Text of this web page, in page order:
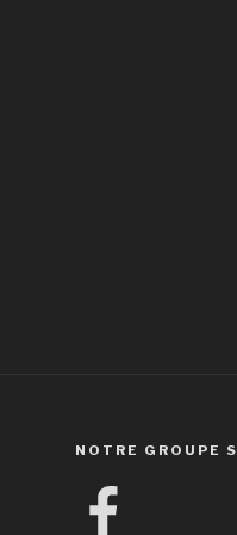
NOTRE GROUPE
Facebook